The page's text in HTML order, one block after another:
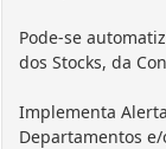
Pode-se
dos Stocks, da
Implementa
Departamentos